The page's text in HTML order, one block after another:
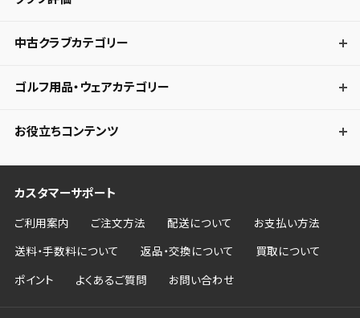
中古クラブカテゴリー
ゴルフ用品・ウェアカテゴリー
お役立ちコンテンツ
カスタマーサポート
ご利用案内 ご注文方法 配送について お支払い方法
送料・手数料について 返品・交換について 買取について
ポイント よくあるご質問 お問い合わせ